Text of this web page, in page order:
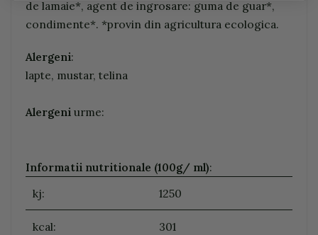
de lamaie*, agent de ingrosare: guma de guar*,
condimente*. *provin din agricultura ecologica.
Alergeni:
lapte, mustar, telina
Alergeni urme:
Informatii nutritionale (100g/ ml):
kj:
1250
kcal: 301